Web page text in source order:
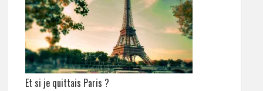
Et si je quittais Paris ?